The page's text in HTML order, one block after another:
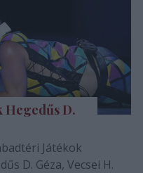
Hegedűs D.
Játékok
D. Géza, Vecsei H.